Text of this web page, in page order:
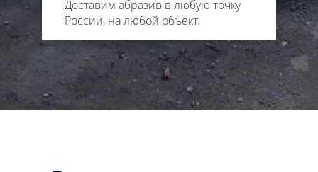
Доставим абразив в любую точку
России, на любой объект.